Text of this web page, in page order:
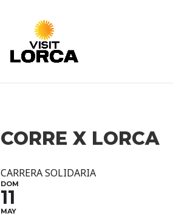
CORRE X LORCA
CARRERA SOLIDARIA
DOM
11
MAY